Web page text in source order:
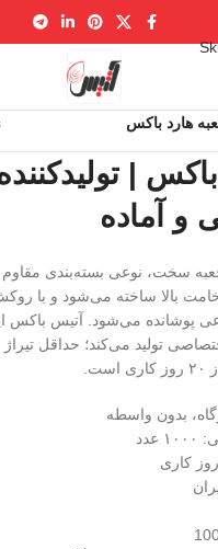
هارد باکس
|
و آماده
سخت، نوعی بسته‌بندی
بالا ساخته می‌شود و با روکش
پوشانده می‌شود. آتیس باکس
بدون واسطه